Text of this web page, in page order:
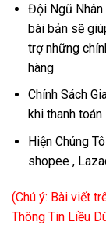
Đội Ngũ
bài bản sẽ
trợ những
hàng
Chính Sách
khi thanh toán
Hiện Chúng
shopee ,
(Chú ý: Bài viết
Thông Tin Liều